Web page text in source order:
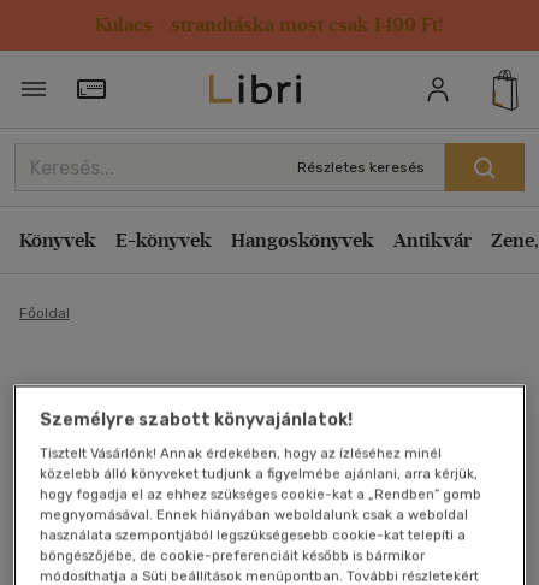
Kulacs / strandtáska most csak 1499 Ft!
Törzsvásárlói Kártya adatai
Részletes keresés
Könyvek E-könyvek Hangoskönyvek Antikvár
Főoldal
Slágerszövegek 55
Antikvár könyv (3db)
Személyre szabott könyvajánlatok!
Tisztelt Vásárlónk! Annak érdekében, hogy az ízléséhez minél
közelebb álló könyveket tudjunk a figyelmébe ajánlani, arra kérjük,
hogy fogadja el az ehhez szükséges cookie-kat a „Rendben” gomb
megnyomásával. Ennek hiányában weboldalunk csak a weboldal
használata szempontjából legszükségesebb cookie-kat telepíti a
böngészőjébe, de cookie-preferenciáit később is bármikor
módosíthatja a Süti beállítások menüpontban. További részletekért